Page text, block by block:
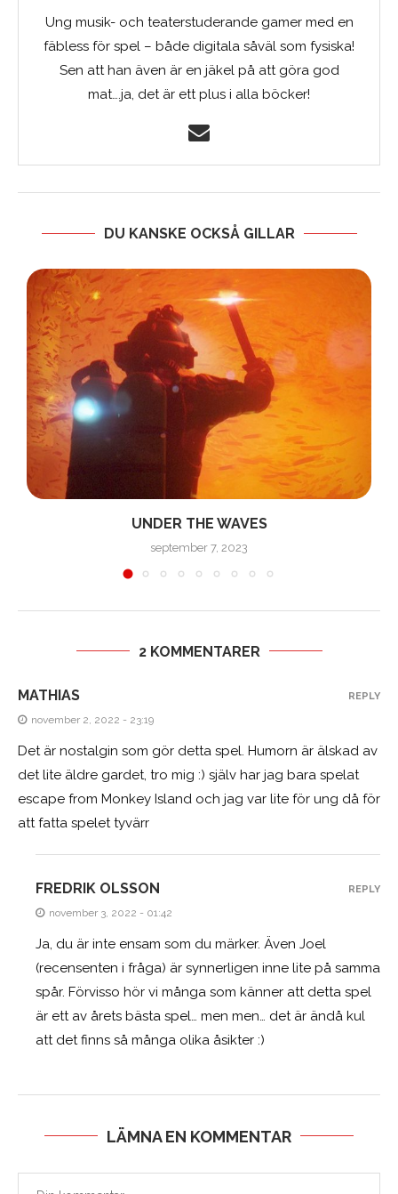
Ung musik- och teaterstuderande gamer med en
fäbless för spel – både digitala såväl som fysiska!
Sen att han även är en jäkel på att göra god
mat….ja, det är ett plus i alla böcker!
DU KANSKE OCKSÅ GILLAR
UNDER THE WAVES
september 7, 2023
2 KOMMENTARER
MATHIAS
november 2, 2022 - 23:19
Det är nostalgin som gör detta spel. Humorn är älskad av
det lite äldre gardet, tro mig :) själv har jag bara spelat
escape from Monkey Island och jag var lite för ung då för
att fatta spelet tyvärr
REPLY
FREDRIK OLSSON
november 3, 2022 - 01:42
Ja, du är inte ensam som du märker. Även Joel
(recensenten i fråga) är synnerligen inne lite på samma
spår. Förvisso hör vi många som känner att detta spel
är ett av årets bästa spel… men men… det är ändå kul
att det finns så många olika åsikter :)
REPLY
LÄMNA EN KOMMENTAR